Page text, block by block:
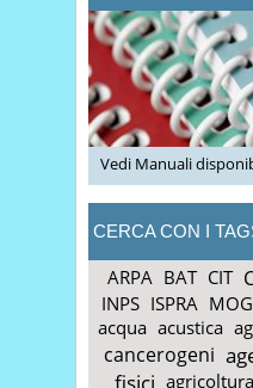
Vedi Manuali
CERCA CON I
ARPA BAT CIT
INPS ISPRA MOG
acqua acustica
cancerogeni
fisici agricoltura